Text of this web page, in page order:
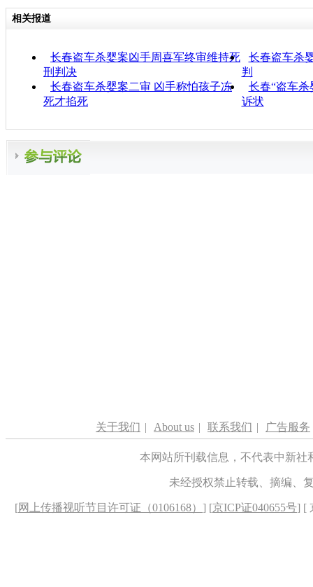
相关报道
长春盗车杀婴案凶手周喜军终审维持死
刑判决
长春盗车杀
判
长春盗车杀婴案二审 凶手称怕孩子冻
死才掐死
长春“盗车
诉状
关于我们 | About us | 联系我们 | 广告服务
本网站所刊载信息，不代表中新
未经授权禁止转载、摘编、
[网上传播视听节目许可证（0106168） ] [京ICP证040655号] [